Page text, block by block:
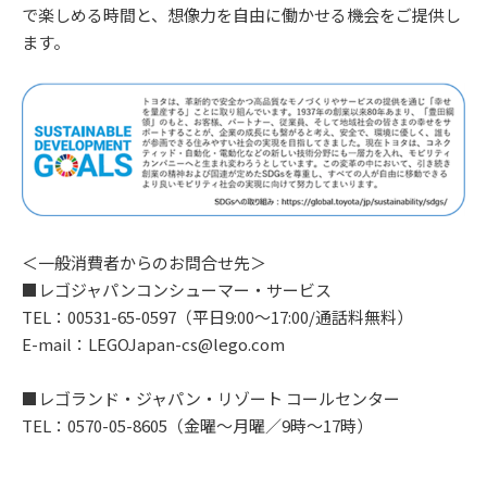
で楽しめる時間と、想像力を自由に働かせる機会をご提供し
ます。
＜一般消費者からのお問合せ先＞
■レゴジャパンコンシューマー・サービス
TEL：00531-65-0597（平日9:00〜17:00/通話料無料）
E-mail：LEGOJapan-cs@lego.com
■レゴランド・ジャパン・リゾート コールセンター
TEL：0570-05-8605（金曜～月曜／9時～17時）